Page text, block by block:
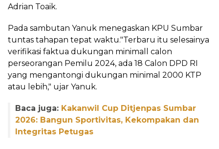
Adrian Toaik.
Pada sambutan Yanuk menegaskan KPU Sumbar
tuntas tahapan tepat waktu."Terbaru itu selesainya
verifikasi faktua dukungan minimall calon
perseorangan Pemilu 2024, ada 18 Calon DPD RI
yang mengantongi dukungan minimal 2000 KTP
atau lebih," ujar Yanuk.
Baca juga: Kakanwil Cup Ditjenpas Sumbar
2026: Bangun Sportivitas, Kekompakan dan
Integritas Petugas